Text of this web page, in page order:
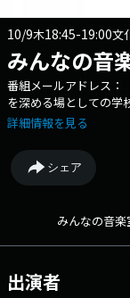
10/9木18:45-19:00文
みんなの音
番組メールアドレ
を深める場としての学
ナーからは大好きな音
りたい歌など、ジャ
ような雰囲気でリク
す。さらに、番組で
や地域の若者たち
「https://
「@joqr_916」
詳細情報を見る
シェア
みんなの音楽
出演者